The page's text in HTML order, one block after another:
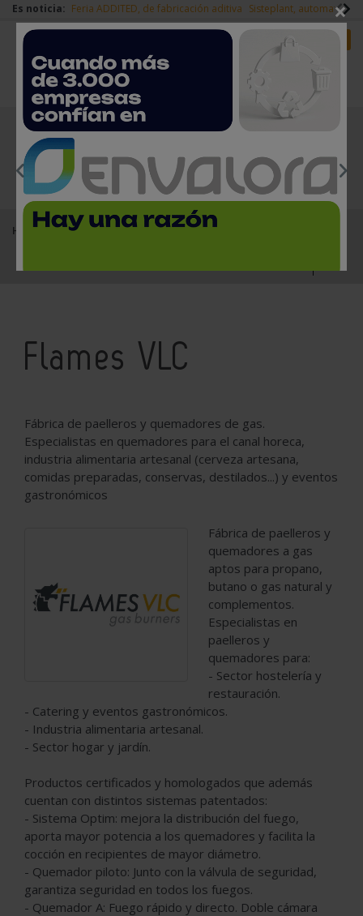
Es noticia: Feria ADDITED, de fabricación aditiva Sisteplant,
Redes Sociales Login empresas
EMPRESAS PREMIUM
Home Empresas del sector del metal
Flames VLC
Fábrica de paelleros y quemadores de gas.
Especialistas en quemadores para el canal horeca,
industria alimentaria artesanal (cerveza artesana,
comidas preparadas, conservas, destilados...) y eventos
gastronómicos
Fábrica de paelleros y
quemadores a gas
aptos para propano,
butano o gas natural y
complementos.
Especialistas en
paelleros y
quemadores para:
- Sector hostelería y
restauración.
- Catering y eventos gastronómicos.
- Industria alimentaria artesanal.
- Sector hogar y jardín.
Productos certificados y homologados que además
cuentan con distintos sistemas patentados:
- Sistema Optim: mejora la distribución del fuego,
aporta mayor potencia a los quemadores y facilita la
cocción en recipientes de mayor diámetro.
- Quemador piloto: Junto con la válvula de seguridad,
garantiza seguridad en todos los fuegos.
- Quemador A: Fuego rápido y directo. Doble cámara
×